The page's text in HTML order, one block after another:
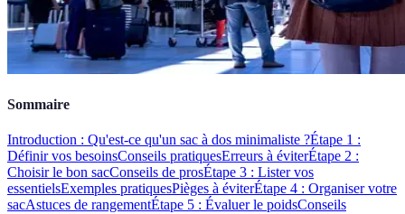
Sommaire
Introduction : Qu'est-ce qu'un sac à dos minimaliste ?Étape 1 :
Définir vos besoinsConseils pratiquesErreurs à éviterÉtape 2 :
Choisir le bon sacConseils de prosÉtape 3 : Lister vos
essentielsExemples pratiquesPièges à éviterÉtape 4 : Organiser votre
sacAstuces de rangementÉtape 5 : Évaluer le poidsConseils